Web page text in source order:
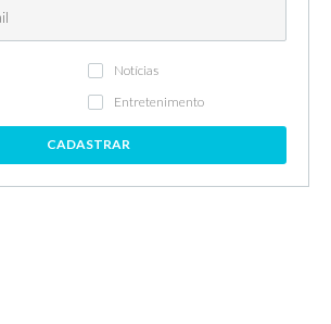
Notícias
Entretenimento
CADASTRAR